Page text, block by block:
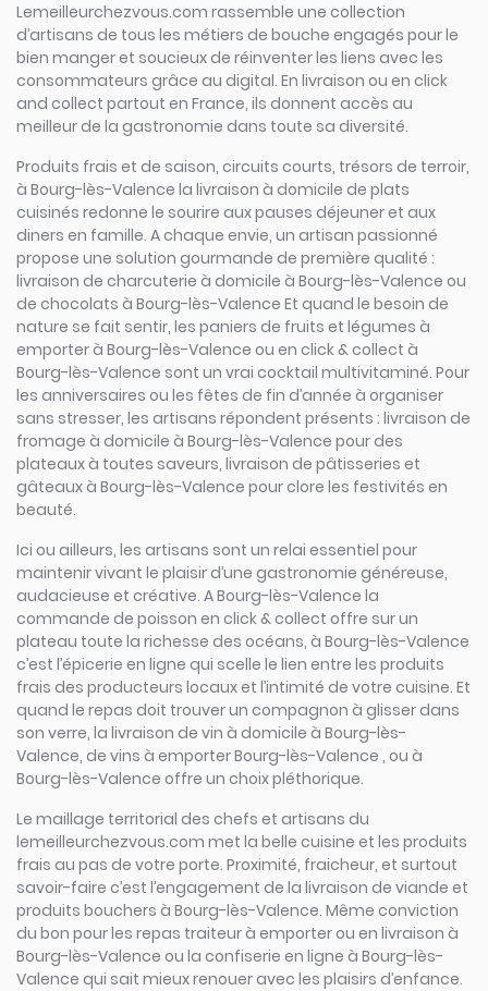
Lemeilleurchezvous.com rassemble une collection
d’artisans de tous les métiers de bouche engagés pour le
bien manger et soucieux de réinventer les liens avec les
consommateurs grâce au digital. En livraison ou en click
and collect partout en France, ils donnent accès au
meilleur de la gastronomie dans toute sa diversité.
Produits frais et de saison, circuits courts, trésors de terroir,
à Bourg-lès-Valence la livraison à domicile de plats
cuisinés redonne le sourire aux pauses déjeuner et aux
diners en famille. A chaque envie, un artisan passionné
propose une solution gourmande de première qualité :
livraison de charcuterie à domicile à Bourg-lès-Valence ou
de chocolats à Bourg-lès-Valence Et quand le besoin de
nature se fait sentir, les paniers de fruits et légumes à
emporter à Bourg-lès-Valence ou en click & collect à
Bourg-lès-Valence sont un vrai cocktail multivitaminé. Pour
les anniversaires ou les fêtes de fin d’année à organiser
sans stresser, les artisans répondent présents : livraison de
fromage à domicile à Bourg-lès-Valence pour des
plateaux à toutes saveurs, livraison de pâtisseries et
gâteaux à Bourg-lès-Valence pour clore les festivités en
beauté.
Ici ou ailleurs, les artisans sont un relai essentiel pour
maintenir vivant le plaisir d’une gastronomie généreuse,
audacieuse et créative. A Bourg-lès-Valence la
commande de poisson en click & collect offre sur un
plateau toute la richesse des océans, à Bourg-lès-Valence
c’est l’épicerie en ligne qui scelle le lien entre les produits
frais des producteurs locaux et l’intimité de votre cuisine. Et
quand le repas doit trouver un compagnon à glisser dans
son verre, la livraison de vin à domicile à Bourg-lès-
Valence, de vins à emporter Bourg-lès-Valence , ou à
Bourg-lès-Valence offre un choix pléthorique.
Le maillage territorial des chefs et artisans du
lemeilleurchezvous.com met la belle cuisine et les produits
frais au pas de votre porte. Proximité, fraicheur, et surtout
savoir-faire c’est l’engagement de la livraison de viande et
produits bouchers à Bourg-lès-Valence. Même conviction
du bon pour les repas traiteur à emporter ou en livraison à
Bourg-lès-Valence ou la confiserie en ligne à Bourg-lès-
Valence qui sait mieux renouer avec les plaisirs d’enfance.